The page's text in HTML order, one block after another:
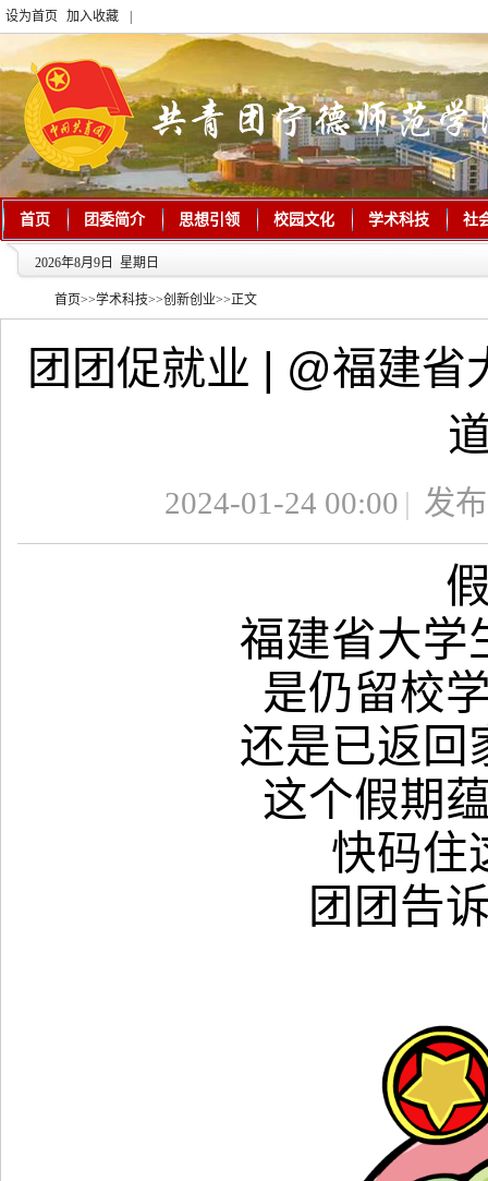
设为首页 加入收藏
首页 团委简介 思想引领 校园文化 学术科技 社
2026年8月9日 星期日
首页>>学术科技>>创新创业>>正文
团团促就业 | @福建
2024-01-24 00:00 | 发
福建省大学
是仍留校
还是已返回
这个假期
快码住
团团告